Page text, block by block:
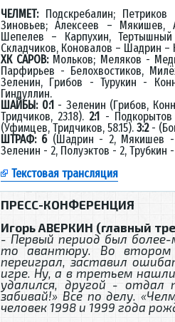
ЧЕЛМЕТ:Подскребалин;
Зиновьев; Алексеев –
Шепелев – Карпухин,
Складчиков, Коновалов – Шадрин –
ХК САРОВ:Мольков; Меляков -
Парфирьев - Белохвостиков,
Зеленин, Грибов - Турукин -
Гиндуллин.
ШАЙБЫ: 0:1- Зеленин (Грибов,
Тридчиков, 23.18).2:1 -
(Уфимцев, Тридчиков, 58.15).3:2-
ШТРАФ: 6(Шадрин - 2, Мякишев
Зеленин - 2, Полуэктов - 2, Трубкин
Текстовая трансляция
ПРЕСС-КОНФЕРЕНЦИЯ
Игорь АВЕРКИН (главный
- Первый период был более-
то авантюру. Во втором
переиграл, заставил
игре. Ну, а в третьем
удалился, другой - отдал
забивай!» Всё по делу.
человек 1998 и 1999 года